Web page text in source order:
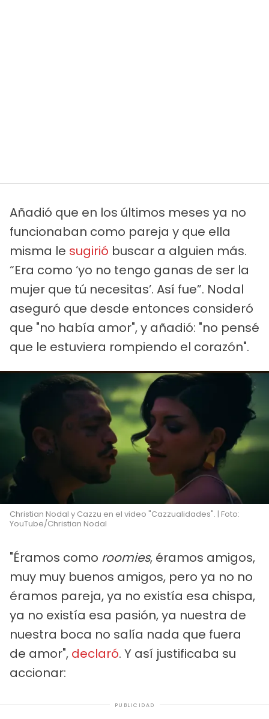
Añadió que en los últimos meses ya no
funcionaban como pareja y que ella
misma le sugirió buscar a alguien más.
“Era como ‘yo no tengo ganas de ser la
mujer que tú necesitas’. Así fue”. Nodal
aseguró que desde entonces consideró
que "no había amor", y añadió: "no pensé
que le estuviera rompiendo el corazón".
Christian Nodal y Cazzu en el video "Cazzualidades". | Foto:
YouTube/Christian Nodal
"Éramos como roomies, éramos amigos,
muy muy buenos amigos, pero ya no no
éramos pareja, ya no existía esa chispa,
ya no existía esa pasión, ya nuestra de
nuestra boca no salía nada que fuera
de amor", declaró. Y así justificaba su
accionar:
PUBLICIDAD